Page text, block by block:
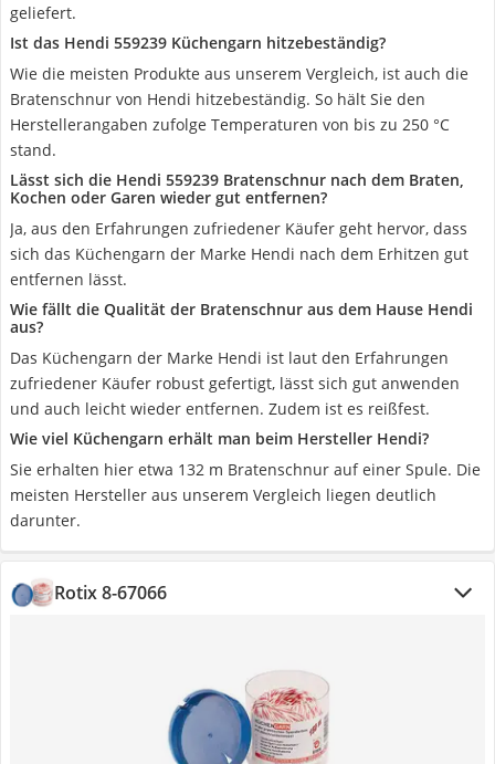
geliefert.
Ist das Hendi 559239 Küchengarn hitzebeständig?
Wie die meisten Produkte aus unserem Vergleich, ist auch die
Bratenschnur von Hendi hitzebeständig. So hält Sie den
Herstellerangaben zufolge Temperaturen von bis zu 250 °C
stand.
Lässt sich die Hendi 559239 Bratenschnur nach dem Braten,
Kochen oder Garen wieder gut entfernen?
Ja, aus den Erfahrungen zufriedener Käufer geht hervor, dass
sich das Küchengarn der Marke Hendi nach dem Erhitzen gut
entfernen lässt.
Wie fällt die Qualität der Bratenschnur aus dem Hause Hendi
aus?
Das Küchengarn der Marke Hendi ist laut den Erfahrungen
zufriedener Käufer robust gefertigt, lässt sich gut anwenden
und auch leicht wieder entfernen. Zudem ist es reißfest.
Wie viel Küchengarn erhält man beim Hersteller Hendi?
Sie erhalten hier etwa 132 m Bratenschnur auf einer Spule. Die
meisten Hersteller aus unserem Vergleich liegen deutlich
darunter.
Rotix 8-67066